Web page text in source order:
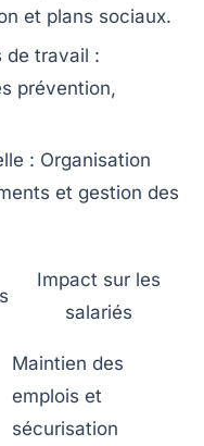
et plans sociaux.
de travail :
prévention,
: Organisation
et gestion des
Impact sur les
salariés
Maintien des
emplois et
sécurisation